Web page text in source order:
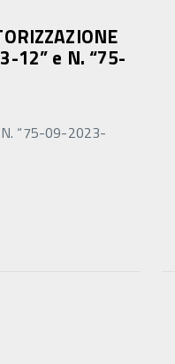
12” e N. “75-
N. “75-09-2023-